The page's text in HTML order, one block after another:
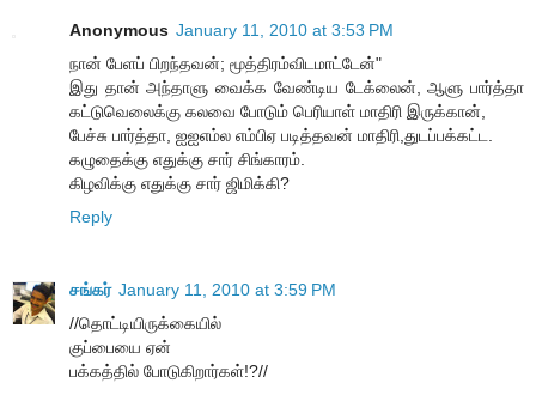
Anonymous January 11, 2010 at 3:53 PM
நான் பேளப் பிறந்தவன்; மூத்திரம்விடமாட்டேன்"
இது தான் அந்தாளு வைக்க வேண்டிய டேக்லைன், ஆளு பார்த்தா
கட்டுவெலைக்கு கலவை போடும் பெரியாள் மாதிரி இருக்கான்,
பேச்சு பார்த்தா, ஐஐஎம்ல எம்பிஏ படித்தவன் மாதிரி,துடப்பக்கட்ட.
கழுதைக்கு எதுக்கு சார் சிங்காரம்.
கிழவிக்கு எதுக்கு சார் ஜிமிக்கி?
Reply
சங்கர் January 11, 2010 at 3:59 PM
//தொட்டியிருக்கையில்
குப்பையை ஏன்
பக்கத்தில் போடுகிறார்கள்!?//